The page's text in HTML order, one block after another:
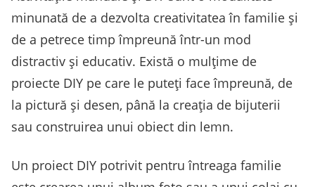
minunată de a dezvolta creativitatea în familie și
de a petrece timp împreună într-un mod
distractiv și educativ. Există o mulțime de
proiecte DIY pe care le puteți face împreună, de
la pictură și desen, până la creația de bijuterii
sau construirea unui obiect din lemn.
Un proiect DIY potrivit pentru întreaga familie